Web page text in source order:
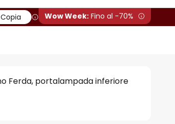
Copia Wow Week: Fino al -70%
Ferda, portalampada inferiore